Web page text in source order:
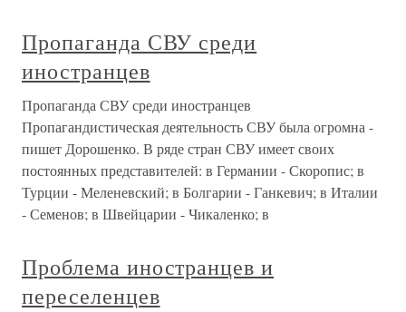
Пропаганда СВУ среди
иностранцев
Пропаганда СВУ среди иностранцев
Пропагандистическая деятельность СВУ была огромна -
пишет Дорошенко. В ряде стран СВУ имеет своих
постоянных представителей: в Германии - Скоропис; в
Турции - Меленевский; в Болгарии - Ганкевич; в Италии
- Семенов; в Швейцарии - Чикаленко; в
Проблема иностранцев и
переселенцев